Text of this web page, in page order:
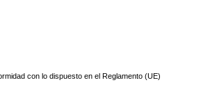
con lo dispuesto en el Reglamento (UE)